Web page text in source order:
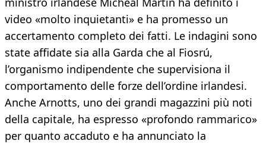
video «molto inquietanti» e ha promesso un
accertamento completo dei fatti. Le indagini sono
state affidate sia alla Garda che al Fiosrú,
l’organismo indipendente che supervisiona il
comportamento delle forze dell’ordine irlandesi.
Anche Arnotts, uno dei grandi magazzini più noti
della capitale, ha espresso «profondo rammarico»
per quanto accaduto e ha annunciato la